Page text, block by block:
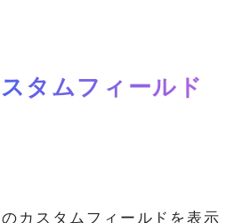
タムフィールド
カスタムフィールドを表示